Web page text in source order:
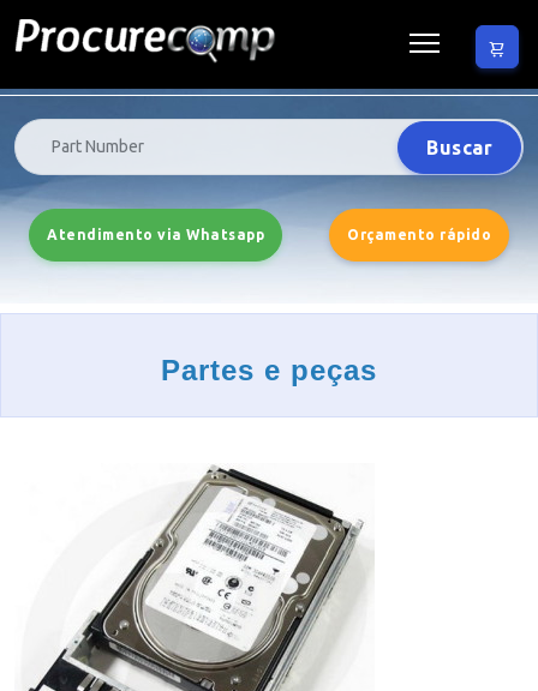
Buscar
Atendimento via Whatsapp Orçamento rápido
Partes e peças